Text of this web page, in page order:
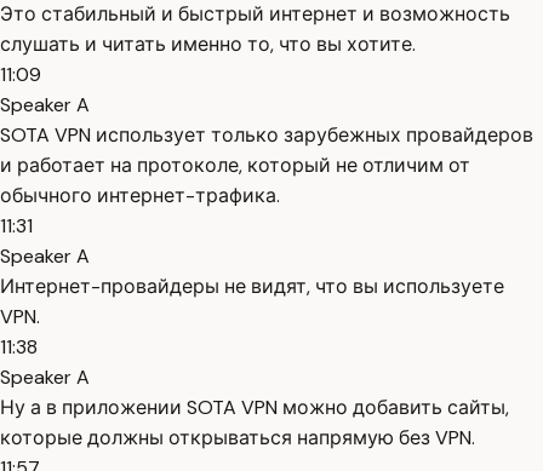
Это стабильный и быстрый интернет и возможность
слушать и читать именно то, что вы хотите.
11:09
Speaker A
SOTA VPN использует только зарубежных провайдеров
и работает на протоколе, который не отличим от
обычного интернет-трафика.
11:31
Speaker A
Интернет-провайдеры не видят, что вы используете
VPN.
11:38
Speaker A
Ну а в приложении SOTA VPN можно добавить сайты,
которые должны открываться напрямую без VPN.